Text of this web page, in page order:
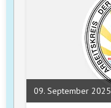
09. September 2025